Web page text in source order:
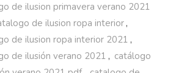
de ilusion primavera verano 2021
de ilusion ropa interior,
de ilusion ropa interior 2021 ,
de ilusión verano 2021 , catálogo